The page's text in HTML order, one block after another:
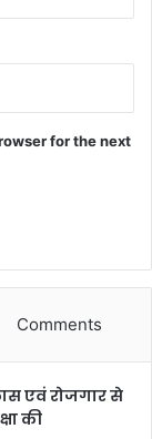
for the next
Comments
एवं रोजगार से
की